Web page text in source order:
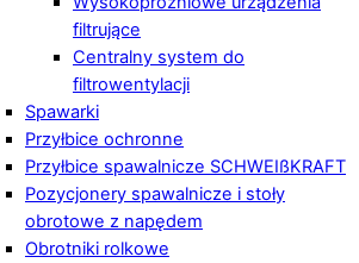
filtrujące
Centralny system do
filtrowentylacji
Spawarki
Przyłbice ochronne
Przyłbice spawalnicze SCHWEIßKRAFT
Pozycjonery spawalnicze i stoły
obrotowe z napędem
Obrotniki rolkowe